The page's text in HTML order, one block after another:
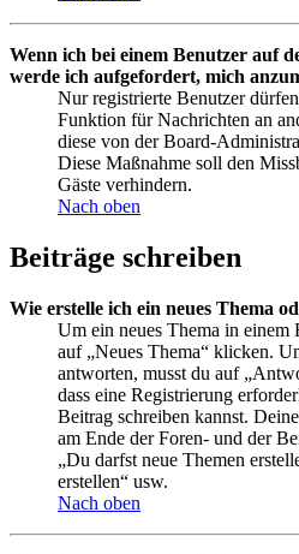
Wenn ich bei einem Benutzer auf
werde ich aufgefordert, mich
Nur registrierte Benutzer
Funktion für Nachrichten an
diese von der Board-
Diese Maßnahme soll den
Gäste verhindern.
Nach oben
Beiträge schreiben
Wie erstelle ich ein neues Thema
Um ein neues Thema in einem
auf „Neues Thema“ klicken.
antworten, musst du auf
dass eine Registrierung
Beitrag schreiben kannst.
am Ende der Foren- und der
„Du darfst neue Themen
erstellen“ usw.
Nach oben